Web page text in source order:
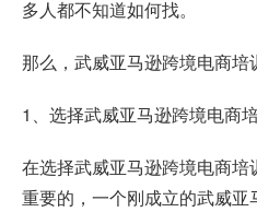
多人都不知道如何找。
那么，武威亚马逊跨境电商培
1、选择武威亚马逊跨境电商
在选择武威亚马逊跨境电商
重要的，一个刚成立的武威